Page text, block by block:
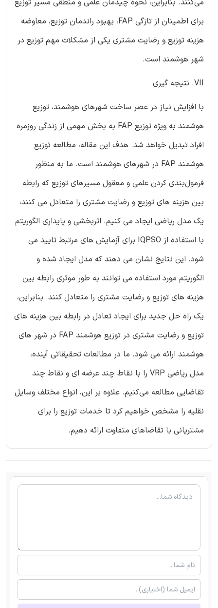
می‌کنند. بنابراین، نحوه چیدمان علمی و منطقی مسیر توزیع
برای اطمینان از تازگی FAP، بهبود راندمان توزیع، معاوضه
هزینه توزیع و رضایت مشتری یکی از مشکلات مهم توزیع در
شهر هوشمند است.
VII. نتیجه گیری
با افزایش نیاز در عصر ساخت شهرهای هوشمند، توزیع
هوشمند به ویژه توزیع FAP به بخش مهمی از زندگی روزمره
افراد تبدیل خواهد شد. هدف این مقاله، مطالعه توزیع
هوشمند FAP در شهرهای هوشمند است. ما به منظور
فرمول‌بندی کردن علمی و معقول مسیرهای توزیع که رابطه
بین هزینه های توزیع و رضایت مشتری را متعادل می کنند،
یک مدل ریاضی ایجاد می کنیم. اثربخشی و پایداری الگوریتم
با استفاده از IQPSO برای آزمایش های مرتبط تایید می
شود. این نتایج نشان می دهند که مدل ایجاد شده و
الگوریتم مورد استفاده می توانند به طور موثری رابطه بین
هزینه های توزیع و رضایت مشتری را متعادل کنند. بنابراین،
یک راه حل جدید برای ایجاد تعادل در رابطه بین هزینه های
توزیع و رضایت مشتری در توزیع هوشمند FAP در شهر های
هوشمند ارائه می شود. ما در مطالعات تحقیقاتی آینده،
مدل ریاضی VRP را با نقاط چند عرضه ای و نقاط چند
تقاضایی مطالعه می‌کنیم. علاوه بر این، انواع مختلف وسایل
نقلیه را مشخص خواهیم کرد تا خدمات توزیع را برای
مشتریانی با تقاضاهای متفاوت ارائه دهیم.